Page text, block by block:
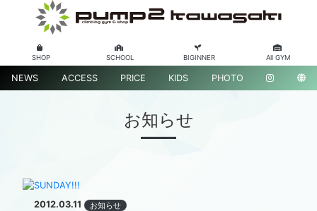
SHOP SCHOOL BIGINNER All GYM
NEWS ACCESS PRICE KIDS PHOTO
お知らせ
2012.03.11 お知らせ